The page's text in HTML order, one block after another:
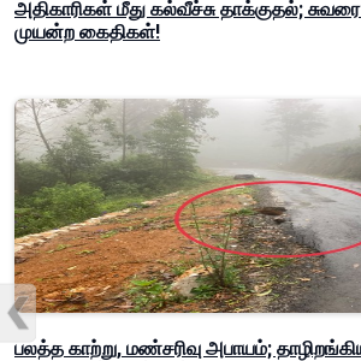
அதிகாரிகள் மீது கல்வீச்சு தாக்குதல்;
முயன்ற கைதிகள்!
பலத்த காற்று, மண்சரிவு அபாயம்;